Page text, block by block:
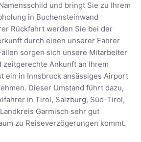
und bringt Sie zu Ihrem
in Buchensteinwand
Rückfahrt werden Sie bei der
durch einen unserer Fahrer
sorgen sich unsere Mitarbeiter
Ankunft an Ihrem
ein in Innsbruck ansässiges Airport
Dieser Umstand führt dazu,
in Tirol, Salzburg, Süd-Tirol,
Garmisch sehr gut
zu Reiseverzögerungen kommt.